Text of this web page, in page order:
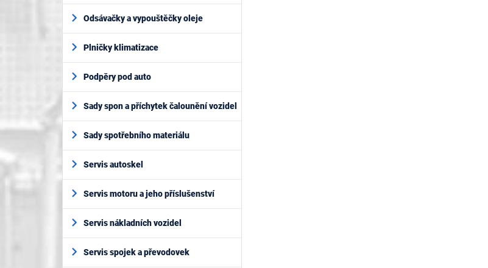
Odsávačky a vypouštěčky oleje
Plničky klimatizace
Podpěry pod auto
Sady spon a příchytek čalounění vozidel
Sady spotřebního materiálu
Servis autoskel
Servis motoru a jeho příslušenství
Servis nákladních vozidel
Servis spojek a převodovek